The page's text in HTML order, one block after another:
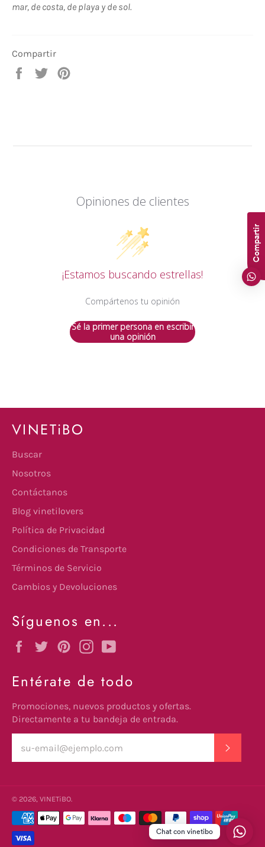
mar, de costa, de playa y de sol.
Compartir
Compartir
Tuitear
Opiniones de clientes
¡Estamos buscando estrellas!
Compártenos tu opinión
Sé la primer persona en escribir
una opinión
VINETiBO
Buscar
Nosotros
Contáctanos
Blog vinetilovers
Política de Privacidad
Condiciones de Transporte
Términos de Servicio
Cambios y Devoluciones
Síguenos en...
FacebookTwitterPinterestInstagram
Entérate de todo
Promociones, nuevos productos y ofertas.
Directamente a tu bandeja de entrada.
© 2026, VINETiBO.
Métodos
de
pago
Chat con vinetibo
Compartir